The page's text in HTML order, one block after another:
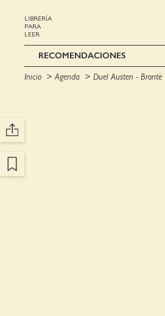
LIBRERÍA
PARA
LEER
RECOMENDACIONES
Inicio Agenda Duel Austen - Brontë